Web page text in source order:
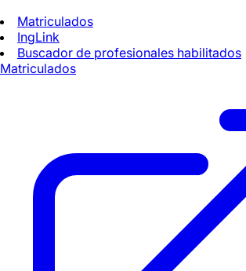
Matriculados
IngLink
Buscador de profesionales habilitados
Matriculados